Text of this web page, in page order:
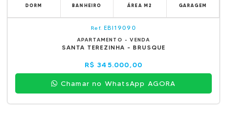
DORM BANHEIRO ÁREA M2 GARAGEM
Ref. EBI19090
APARTAMENTO - VENDA
SANTA TEREZINHA - BRUSQUE
R$ 345.000,00
Chamar no WhatsApp AGORA